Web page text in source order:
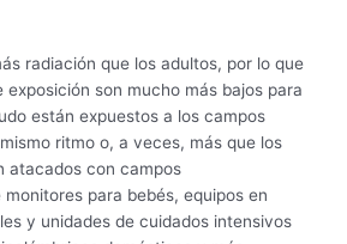
radiación que los adultos, por lo que
exposición son mucho más bajos para
están expuestos a los campos
ritmo o, a veces, más que los
atacados con campos
para bebés, equipos en
y unidades de cuidados intensivos